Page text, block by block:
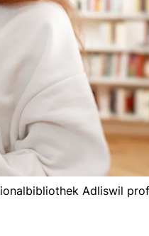
Adliswil